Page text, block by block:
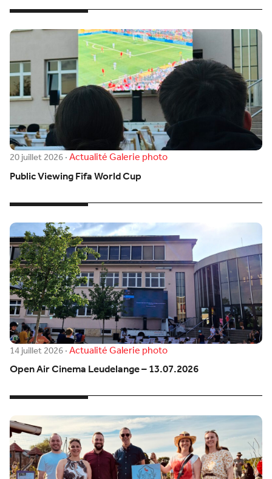
20 juillet 2026·ActualitéGalerie photo
Public Viewing Fifa World Cup
14 juillet 2026·ActualitéGalerie photo
Open Air Cinema Leudelange – 13.07.2026